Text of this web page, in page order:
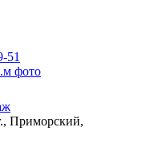
51
Приморский,